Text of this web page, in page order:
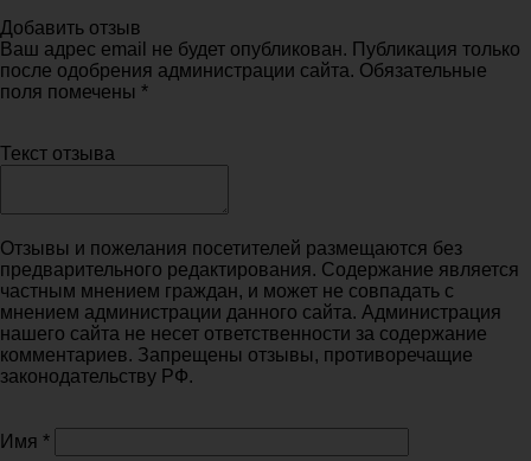
Добавить отзыв
Ваш адрес email не будет опубликован. Публикация только
после одобрения администрации сайта. Обязательные
поля помечены *
Текст отзыва
Отзывы и пожелания посетителей размещаются без
предварительного редактирования. Содержание является
частным мнением граждан, и может не совпадать с
мнением администрации данного сайта. Администрация
нашего сайта не несет ответственности за содержание
комментариев. Запрещены отзывы, противоречащие
законодательству РФ.
Имя *